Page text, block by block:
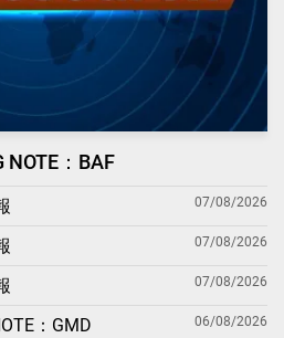
：BAF
07/08/2026
07/08/2026
07/08/2026
：GMD 06/08/2026